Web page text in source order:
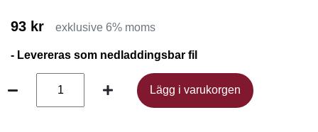
93 kr exklusive 6% moms
- Levereras som nedladdingsbar fil
Lägg i varukorgen
Lägg i varukorgen